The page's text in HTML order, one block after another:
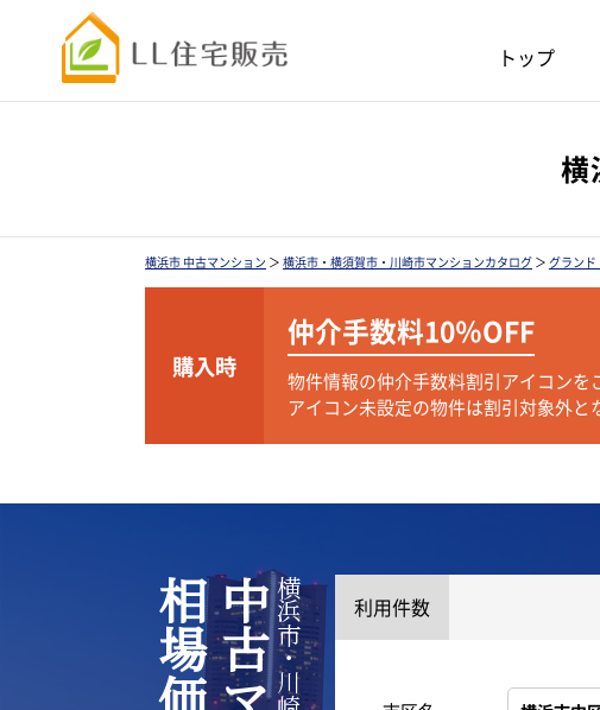
トップ
横
横浜市 中古マンション ＞ 横浜市・横須賀市・川崎市マンションカタログ ＞ グランド
購入時
仲介手数料10％OFF
物件情報の仲介手数料割引アイコンを
アイコン未設定の物件は割引対象外と
利用件数